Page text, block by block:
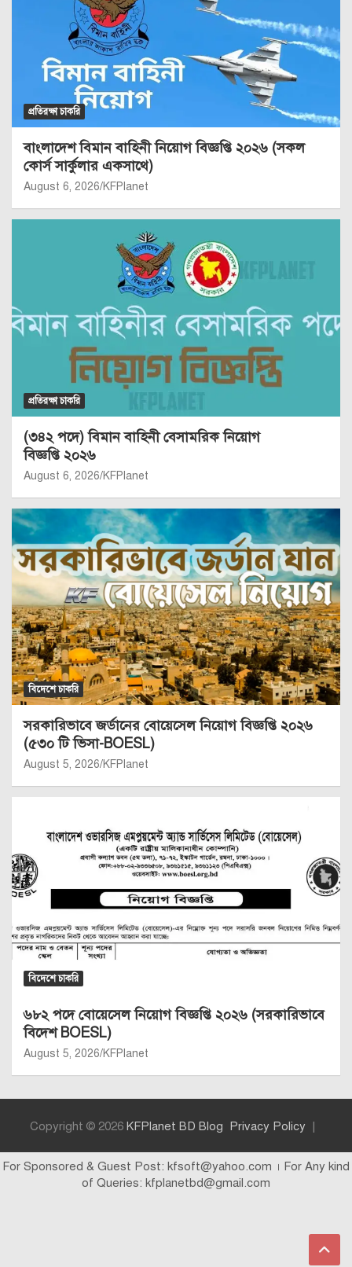
প্রতিরক্ষা চাকরি
বাংলাদেশ বিমান বাহিনী নিয়োগ বিজ্ঞপ্তি ২০২৬ (সকল
কোর্স সার্কুলার একসাথে)
August 6, 2026 KFPlanet
প্রতিরক্ষা চাকরি
(৩৪২ পদে) বিমান বাহিনী বেসামরিক নিয়োগ
বিজ্ঞপ্তি ২০২৬
August 6, 2026 KFPlanet
বিদেশে চাকরি
সরকারিভাবে জর্ডানের বোয়েসেল নিয়োগ বিজ্ঞপ্তি ২০২৬
(৫৩০ টি ভিসা-BOESL)
August 5, 2026 KFPlanet
বিদেশে চাকরি
৬৮২ পদে বোয়েসেল নিয়োগ বিজ্ঞপ্তি ২০২৬ (সরকারিভাবে
বিদেশ BOESL)
August 5, 2026 KFPlanet
Copyright © 2026 KFPlanet BD Blog Privacy Policy
For Sponsored & Guest Post: kfsoft@yahoo.com । For Any kind
of Queries: kfplanetbd@gmail.com